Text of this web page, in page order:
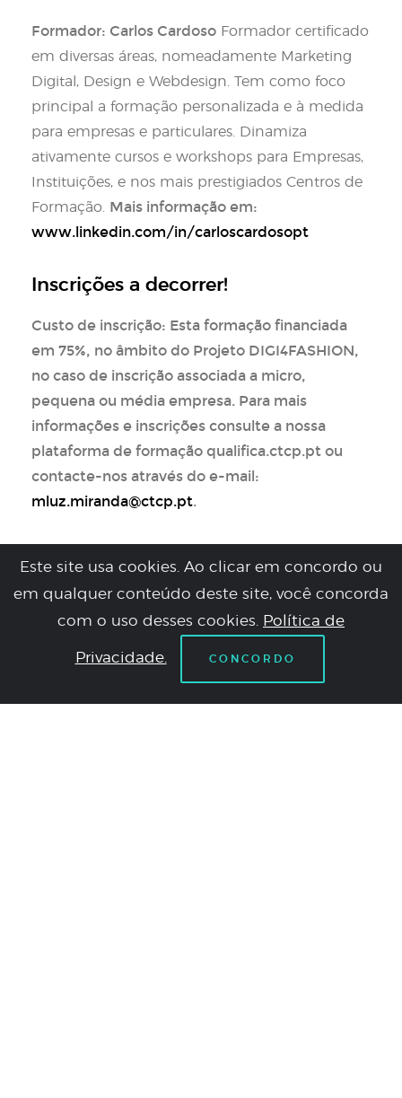
Formador: Carlos Cardoso Formador certificado
em diversas áreas, nomeadamente Marketing
Digital, Design e Webdesign. Tem como foco
principal a formação personalizada e à medida
para empresas e particulares. Dinamiza
ativamente cursos e workshops para Empresas,
Instituições, e nos mais prestigiados Centros de
Formação. Mais informação em:
www.linkedin.com/in/carloscardosopt
Inscrições a decorrer!
Custo de inscrição: Esta formação financiada
em 75%, no âmbito do Projeto DIGI4FASHION,
no caso de inscrição associada a micro,
pequena ou média empresa. Para mais
informações e inscrições consulte a nossa
plataforma de formação qualifica.ctcp.pt ou
contacte-nos através do e-mail:
mluz.miranda@ctcp.pt.
para o setor da moda têxtil, vestuário, calçado e
marroquinaria, no apoio, disseminação e adoção de
tecnologias digitais avançadas por parte das
Este site usa cookies. Ao clicar em concordo ou
em qualquer conteúdo deste site, você concorda
com o uso desses cookies.
Política de
Privacidade. CONCORDO